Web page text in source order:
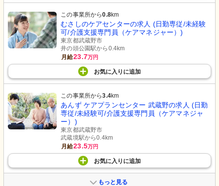
この事業所から0.8km
むさしのケアセンターの求人 (日勤専従/未経験
可/介護支援専門員（ケアマネジャー）)
東京都武蔵野市
井の頭公園駅から0.4km
月給23.7万円
お気に入り に追加
この事業所から3.4km
あんず ケアプランセンター 武蔵野の求人 (日勤
専従/未経験可/介護支援専門員（ケアマネジャ
ー）)
東京都武蔵野市
武蔵境駅から0.4km
月給23.5万円
お気に入り に追加
もっと見る